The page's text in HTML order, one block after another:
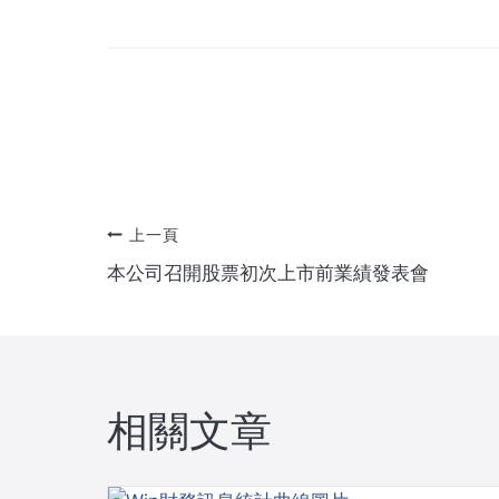
文
覽
上一頁
本公司召開股票初次上市前業績發表會
相關文章